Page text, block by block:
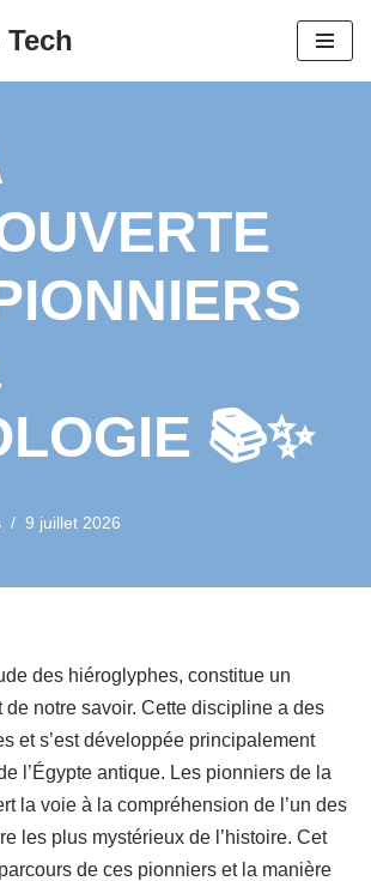
📚✨
9 juillet 2026
des hiéroglyphes, constitue un
de notre savoir. Cette discipline a des
et s’est développée principalement
l’Égypte antique. Les pionniers de la
la voie à la compréhension de l’un des
les plus mystérieux de l’histoire. Cet
de ces pionniers et la manière